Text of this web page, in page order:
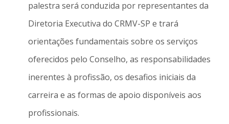
palestra será conduzida por representantes da
Diretoria Executiva do CRMV-SP e trará
orientações fundamentais sobre os serviços
oferecidos pelo Conselho, as responsabilidades
inerentes à profissão, os desafios iniciais da
carreira e as formas de apoio disponíveis aos
profissionais.